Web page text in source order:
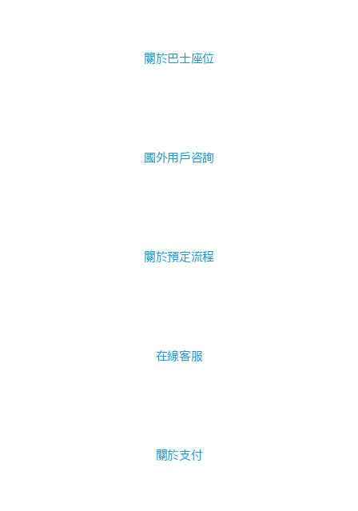
關於巴士座位
國外用戶咨詢
關於預定流程
在線客服
關於支付